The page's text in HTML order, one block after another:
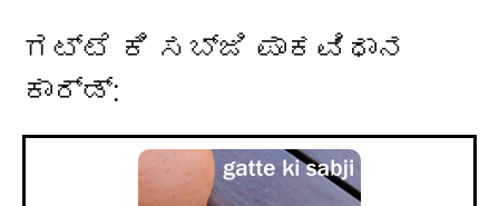
ಗಟ್ಟೆ ಕಿ ಸಬ್ಜಿ ಪಾಕವಿಧಾನ
ಕಾರ್ಡ್: